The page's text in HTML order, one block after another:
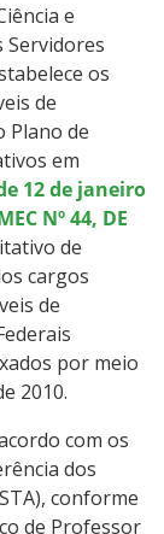
e
Servidores
os
de
Plano de
em
12 de janeiro
Nº 44, DE
de
cargos
de
por meio
2010.
com os
dos
conforme
de Professor